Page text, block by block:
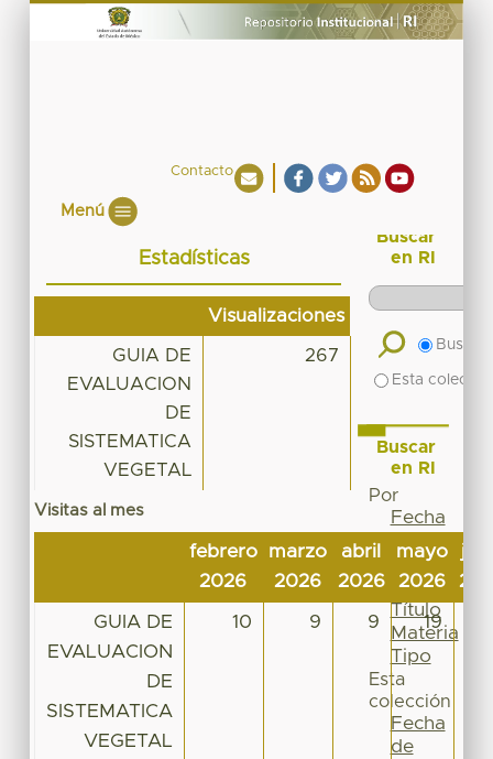
Contacto
Menú
Estadísticas
Visualizaciones
GUIA DE
EVALUACION
DE
SISTEMATICA
VEGETAL
267
Visitas al mes
febrero
2026
marzo
2026
abril
2026
mayo
2026
GUIA DE
EVALUACION
DE
SISTEMATICA
VEGETAL
10 9 9 19
Buscar
en RI
Buscar
Esta
Buscar
en RI
Por
Fecha
publicación
Autor
Título
Materia
Tipo
Esta
colección
Fecha
de